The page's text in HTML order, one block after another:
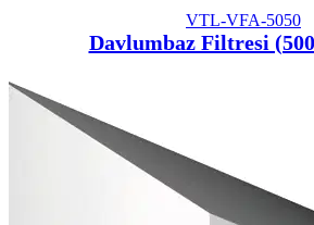
VTL-VFA-5050
Davlumbaz Filtresi